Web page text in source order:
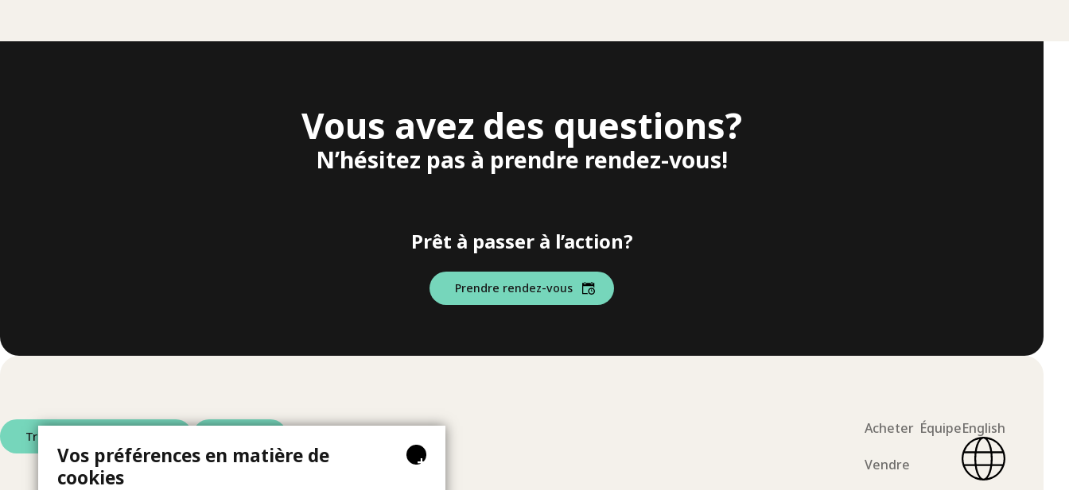
Vous avez des questions?
N’hésitez pas à prendre rendez-vous!
Prêt à passer à l’action?
Prendre rendez-vous
Trouver une propriété Acheter
Vendre
ÉquipeEnglish
+
Vos préférences en matière de
cookies